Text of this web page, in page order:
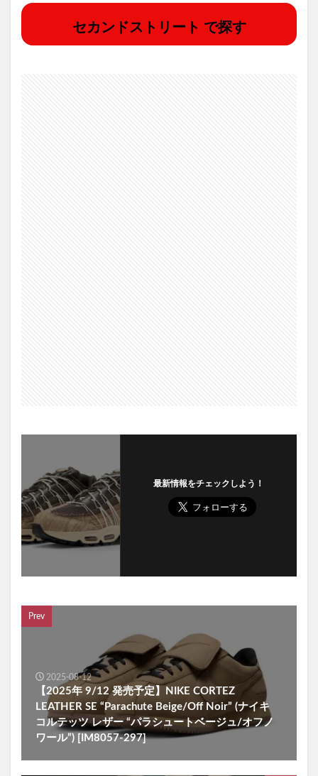
セカンドストリート で探す
最新情報をチェックしよう！
Prev
2025-08-12
【2025年 9/12 発売予定】NIKE CORTEZ
LEATHER SE “Parachute Beige/Off Noir” (ナイキ
コルテッツ レザー “パラシュートベージュ/オフノ
ワール”) [IM8057-297]